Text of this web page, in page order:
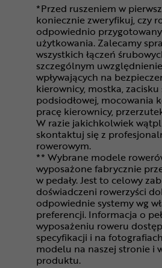
*Przed ruszeniem w
koniecznie zweryfikuj, czy
odpowiednio
użytkowania. Zalecamy
wszystkich łączeń
szczególnym
wpływających na
kierownicy, mostka, zacisku
podsiodłowej, mocowania
pracę kierownicy,
W razie jakichkolwiek
skontaktuj się z
rowerowym.
** Wybrane modele
wyposażone fabrycznie
w pedały. Jest to celowy
doświadczeni rowerzyści
odpowiednie systemy wg
preferencji. Informacja o
wyposażeniu roweru
specyfikacji i na
modelu na naszej stronie i
produktu.